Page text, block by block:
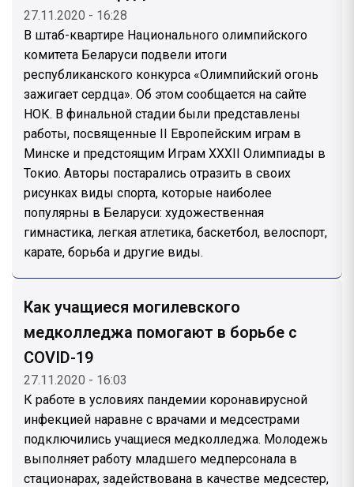
27.11.2020 - 16:28
В штаб-квартире Национального олимпийского
комитета Беларуси подвели итоги
республиканского конкурса «Олимпийский огонь
зажигает сердца». Об этом сообщается на сайте
НОК. В финальной стадии были представлены
работы, посвященные II Европейским играм в
Минске и предстоящим Играм XXXII Олимпиады в
Токио. Авторы постарались отразить в своих
рисунках виды спорта, которые наиболее
популярны в Беларуси: художественная
гимнастика, легкая атлетика, баскетбол, велоспорт,
карате, борьба и другие виды.
Как учащиеся могилевского
медколледжа помогают в борьбе с
COVID-19
27.11.2020 - 16:03
К работе в условиях пандемии коронавирусной
инфекцией наравне с врачами и медсестрами
подключились учащиеся медколледжа. Молодежь
выполняет работу младшего медперсонала в
стационарах, задействована в качестве медсестер,